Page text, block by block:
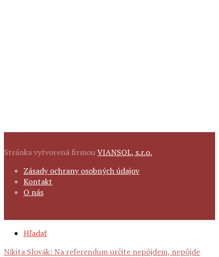
Stránka vytvorená firmou VIANSOL, s.r.o.
FOOTER
NAVIGATION
Zásady ochrany osobných údajov
Kontakt
O nás
SECONDARY
Hľadať
Nikita Slovák: Na referendum určite nepôjdem, nepôjde